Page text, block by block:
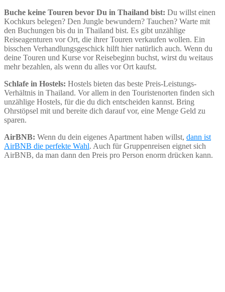
Buche keine Touren bevor Du in Thailand bist: Du willst einen
Kochkurs belegen? Den Jungle bewundern? Tauchen? Warte mit
den Buchungen bis du in Thailand bist. Es gibt unzählige
Reiseagenturen vor Ort, die ihrer Touren verkaufen wollen. Ein
bisschen Verhandlungsgeschick hilft hier natürlich auch. Wenn du
deine Touren und Kurse vor Reisebeginn buchst, wirst du weitaus
mehr bezahlen, als wenn du alles vor Ort kaufst.
Schlafe in Hostels: Hostels bieten das beste Preis-Leistungs-
Verhältnis in Thailand. Vor allem in den Touristenorten finden sich
unzählige Hostels, für die du dich entscheiden kannst. Bring
Ohrstöpsel mit und bereite dich darauf vor, eine Menge Geld zu
sparen.
AirBNB: Wenn du dein eigenes Apartment haben willst, dann ist
AirBNB die perfekte Wahl. Auch für Gruppenreisen eignet sich
AirBNB, da man dann den Preis pro Person enorm drücken kann.